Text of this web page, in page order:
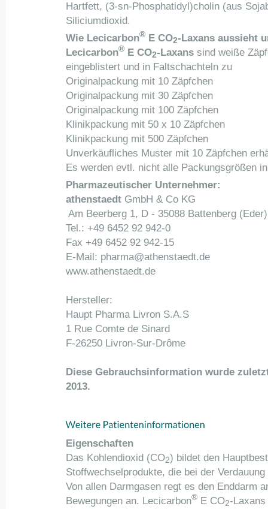
Hartfett, (3-sn-Phosphatidyl)cholin (aus
Siliciumdioxid.
Wie Lecicarbon® E CO2-Laxans aussieht
Lecicarbon® E CO2-Laxans sind weiße
eingeblistert und in Faltschachteln zu
Originalpackung mit 10 Zäpfchen
Originalpackung mit 30 Zäpfchen
Originalpackung mit 100 Zäpfchen
Klinikpackung mit 50 x 10 Zäpfchen
Klinikpackung mit 500 Zäpfchen
Unverkäufliches Muster mit 10 Zäpfchen
Es werden evtl. nicht alle Packungsgrößen
Pharmazeutischer Unternehmer:
athenstaedt GmbH & Co KG
Am Beerberg 1, D - 35088 Battenberg (Eder)
Tel.: +49 6452 92 942-0
Fax +49 6452 92 942-15
E-Mail: pharma@athenstaedt.de
www.athenstaedt.de
Hersteller:
Haupt Pharma Livron S.A.S
1 Rue Comte de Sinard
F-26250 Livron-Sur-Drôme
Diese Gebrauchsinformation wurde
2013.
Eigenschaften
Das Kohlendioxid (CO2) bildet den
Stoffwechselprodukte, die bei der
Von allen Darmgasen regt es den Enddarm
Bewegungen an. Lecicarbon® E CO2-Laxans